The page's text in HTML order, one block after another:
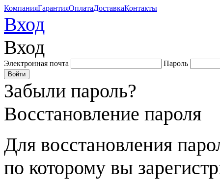
КомпанияГарантияОплатаДоставкаКонтакты
Вход
Вход
Электронная почта Пароль
Забыли пароль?
Восстановление пароля
Для восстановления
по которому вы